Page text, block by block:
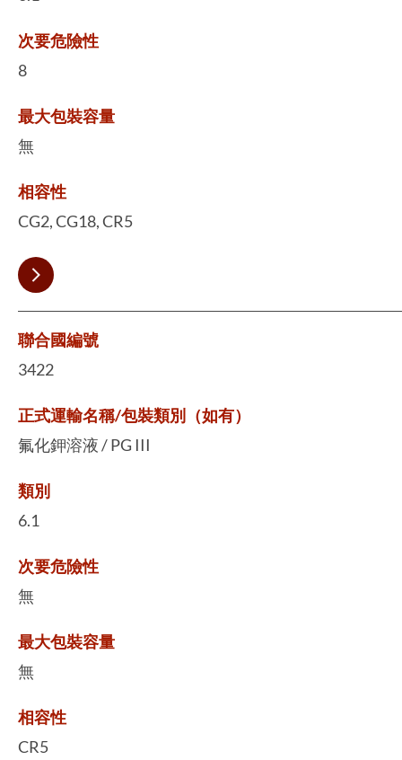
次要危險性
8
最大包裝容量
無
相容性
CG2, CG18, CR5
聯合國編號
3422
正式運輸名稱/包裝類別（如有）
氟化鉀溶液 / PG III
類別
6.1
次要危險性
無
最大包裝容量
無
相容性
CR5